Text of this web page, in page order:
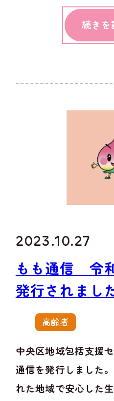
続きを
2023.10.27
もも通信 令
発行されまし
高齢者
中央区地域包括支援
通信を発行しました
れた地域で安心した